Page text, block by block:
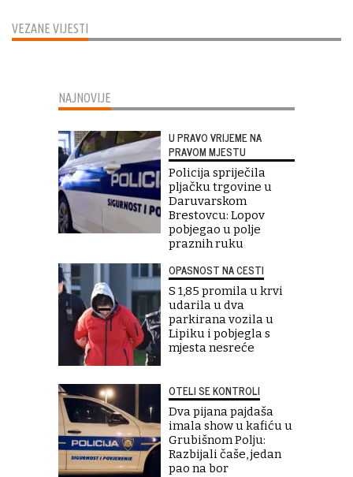
VEZANE VIJESTI
NAJNOVIJE
U PRAVO VRIJEME NA
PRAVOM MJESTU
Policija spriječila
pljačku trgovine u
Daruvarskom
Brestovcu: Lopov
pobjegao u polje
praznih ruku
OPASNOST NA CESTI
S 1,85 promila u krvi
udarila u dva
parkirana vozila u
Lipiku i pobjegla s
mjesta nesreće
OTELI SE KONTROLI
Dva pijana pajdaša
imala show u kafiću u
Grubišnom Polju:
Razbijali čaše, jedan
pao na bor